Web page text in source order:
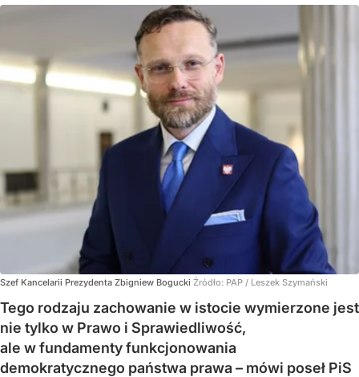
Szef Kancelarii Prezydenta Zbigniew Bogucki Źródło: PAP / Leszek Szymański
Tego rodzaju zachowanie w istocie wymierzone jest
nie tylko w Prawo i Sprawiedliwość,
ale w fundamenty funkcjonowania
demokratycznego państwa prawa – mówi poseł PiS